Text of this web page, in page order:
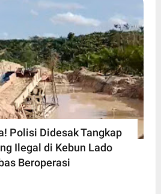
Polisi Didesak Tangkap
Ilegal di Kebun Lado
Beroperasi